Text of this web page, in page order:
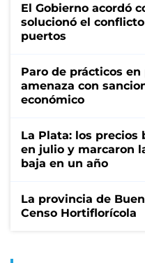
El Gobierno acordó
solucionó el
puertos
Paro de prácticos
amenaza con
económico
La Plata: los precios
en julio y marcaron
baja en un año
La provincia de
Censo Hortiflorícola